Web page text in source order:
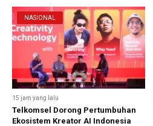
NASIONAL
15 jam yang lalu
Telkomsel Dorong Pertumbuhan
Ekosistem Kreator AI Indonesia